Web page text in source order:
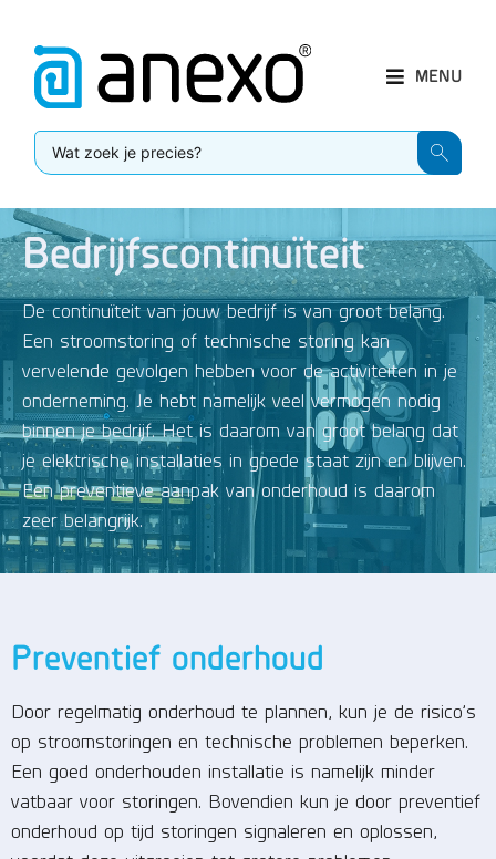
MENU
Bedrijfscontinuïteit
De continuïteit van jouw bedrijf is van groot belang.
Een stroomstoring of technische storing kan
vervelende gevolgen hebben voor de activiteiten in je
onderneming. Je hebt namelijk veel vermogen nodig
binnen je bedrijf. Het is daarom van groot belang dat
je elektrische installaties in goede staat zijn en blijven.
Een preventieve aanpak van onderhoud is daarom
zeer belangrijk.
Preventief onderhoud
Door regelmatig onderhoud te plannen, kun je de risico’s
op stroomstoringen en technische problemen beperken.
Een goed onderhouden installatie is namelijk minder
vatbaar voor storingen. Bovendien kun je door preventief
onderhoud op tijd storingen signaleren en oplossen,